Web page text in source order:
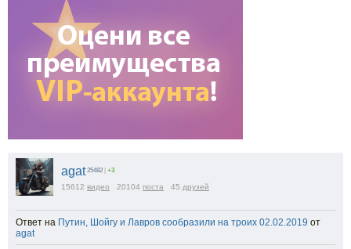
agat 25482 +3
15612 видео 20104 поста 45 друзей
Ответ на Путин, Шойгу и Лавров сообразили на троих 02.02.2019 от
agat